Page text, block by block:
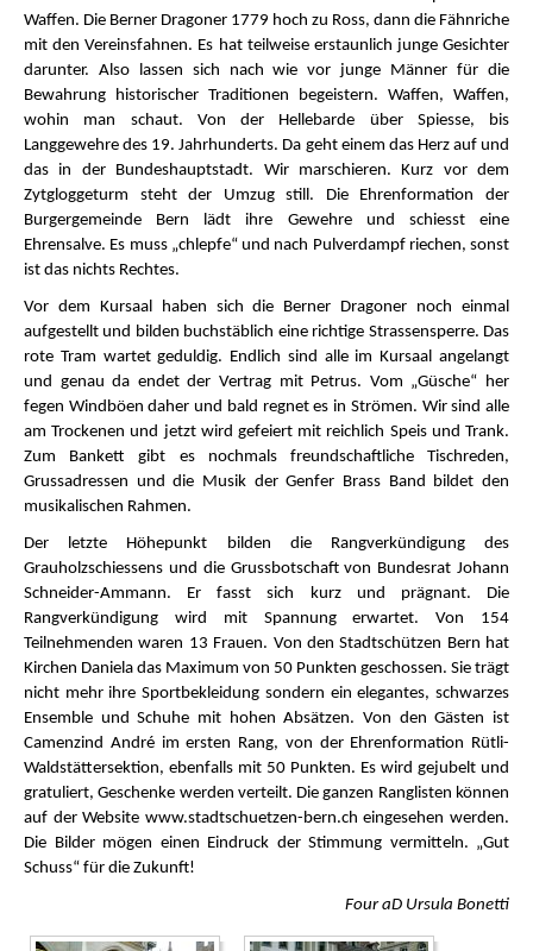
Waffen. Die Berner Dragoner 1779 hoch zu Ross, dann die Fähnriche
mit den Vereinsfahnen. Es hat teilweise erstaunlich junge Gesichter
darunter. Also lassen sich nach wie vor junge Männer für die
Bewahrung historischer Traditionen begeistern. Waffen, Waffen,
wohin man schaut. Von der Hellebarde über Spiesse, bis
Langgewehre des 19. Jahrhunderts. Da geht einem das Herz auf und
das in der Bundeshauptstadt. Wir marschieren. Kurz vor dem
Zytgloggeturm steht der Umzug still. Die Ehrenformation der
Burgergemeinde Bern lädt ihre Gewehre und schiesst eine
Ehrensalve. Es muss „chlepfe“ und nach Pulverdampf riechen, sonst
ist das nichts Rechtes.
Vor dem Kursaal haben sich die Berner Dragoner noch einmal
aufgestellt und bilden buchstäblich eine richtige Strassensperre. Das
rote Tram wartet geduldig. Endlich sind alle im Kursaal angelangt
und genau da endet der Vertrag mit Petrus. Vom „Güsche“ her
fegen Windböen daher und bald regnet es in Strömen. Wir sind alle
am Trockenen und jetzt wird gefeiert mit reichlich Speis und Trank.
Zum Bankett gibt es nochmals freundschaftliche Tischreden,
Grussadressen und die Musik der Genfer Brass Band bildet den
musikalischen Rahmen.
Der letzte Höhepunkt bilden die Rangverkündigung des
Grauholzschiessens und die Grussbotschaft von Bundesrat Johann
Schneider-Ammann. Er fasst sich kurz und prägnant. Die
Rangverkündigung wird mit Spannung erwartet. Von 154
Teilnehmenden waren 13 Frauen. Von den Stadtschützen Bern hat
Kirchen Daniela das Maximum von 50 Punkten geschossen. Sie trägt
nicht mehr ihre Sportbekleidung sondern ein elegantes, schwarzes
Ensemble und Schuhe mit hohen Absätzen. Von den Gästen ist
Camenzind André im ersten Rang, von der Ehrenformation Rütli-
Waldstättersektion, ebenfalls mit 50 Punkten. Es wird gejubelt und
gratuliert, Geschenke werden verteilt. Die ganzen Ranglisten können
auf der Website www.stadtschuetzen-bern.ch eingesehen werden.
Die Bilder mögen einen Eindruck der Stimmung vermitteln. „Gut
Schuss“ für die Zukunft!
Four aD Ursula Bonetti